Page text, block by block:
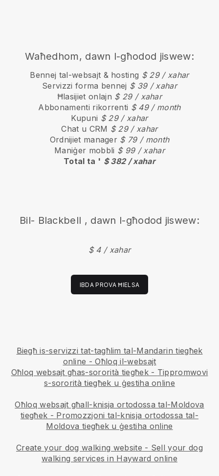
Waħedhom, dawn l-għodod jiswew:
Bennej tal-websajt & hosting $ 29 / xahar
Servizzi forma bennej $ 39 / xahar
Ħlasijiet onlajn $ 29 / xahar
Abbonamenti rikorrenti $ 49 / month
Kupuni $ 29 / xahar
Chat u CRM $ 29 / xahar
Ordnijiet manager $ 79 / month
Maniġer mobbli $ 99 / xahar
Total ta ' $ 382 / xahar
Bil- Blackbell , dawn l-għodod jiswew:
$ 4 / xahar
IBDA PROVA ĦIELSA
Biegħ is-servizzi tat-tagħlim tal-Mandarin tiegħek
online - Oħloq il-websajt
Oħloq websajt għas-sororità tiegħek- Tippromwovi
s-sororità tiegħek u ġestiha online
Oħloq websajt għall-knisja ortodossa tal-Moldova
tiegħek - Promozzjoni tal-knisja ortodossa tal-
Moldova tiegħek u ġestiha online
Create your dog walking website - Sell your dog
walking services in Hayward online